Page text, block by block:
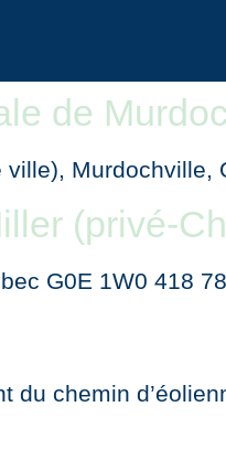
de
ville),
(privé-
G0E 1W0 418
du chemin